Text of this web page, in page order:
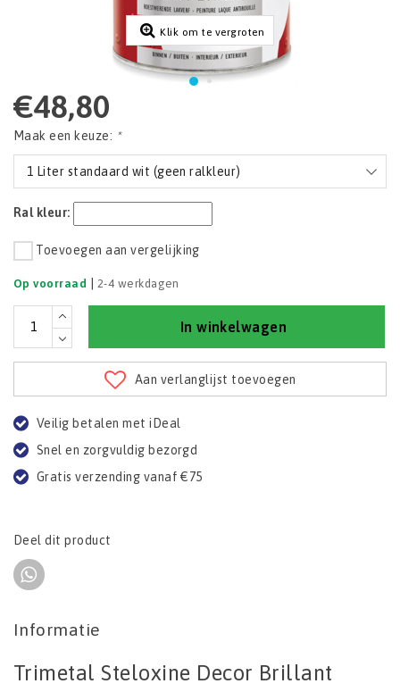
Klik om te vergroten
€48,80
Maak een keuze: *
1 Liter standaard wit (geen ralkleur)
Ral kleur:
Toevoegen aan vergelijking
Op voorraad | 2-4 werkdagen
In winkelwagen
Aan verlanglijst toevoegen
Veilig betalen met iDeal
Snel en zorgvuldig bezorgd
Gratis verzending vanaf €75
Deel dit product
Informatie
Trimetal Steloxine Decor Brillant